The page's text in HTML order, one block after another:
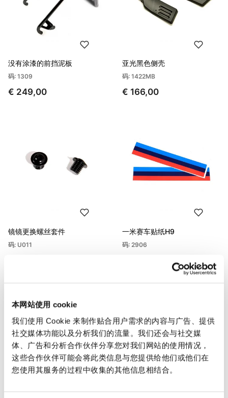
本网站使用 cookie
我们使用 Cookie 来制作贴合用户需求的内容与广告、提供
社交媒体功能以及分析我们的流量。我们还会与社交媒
体、广告和分析合作伙伴分享您对我们网站的使用情况，
这些合作伙伴可能会将此类信息与您提供给他们或他们在
您使用其服务的过程中收集的其他信息相结合。
没有涂漆的前挡泥板
码: 1309
€ 249,00
亚光黑色侧壳
码: 1422MB
€ 166,00
镜镜更换螺丝套件
码: U011
一米赛车贴纸H9
码: 2906